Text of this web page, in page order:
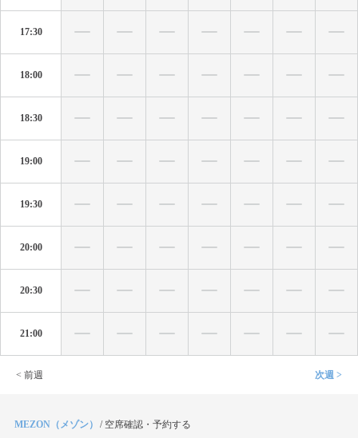
17:30
18:00
18:30
19:00
19:30
20:00
20:30
21:00
< 前週 次週 >
MEZON（メゾン） / 空席確認・予約する